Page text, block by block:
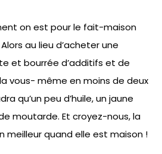
on est pour le fait-maison
au lieu d’acheter une
et bourrée d’additifs et de
vous- même en moins de deux
qu’un peu d’huile, un jaune
moutarde. Et croyez-nous, la
meilleur quand elle est maison !